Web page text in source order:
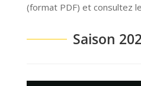
(format PDF) et consultez
Saison